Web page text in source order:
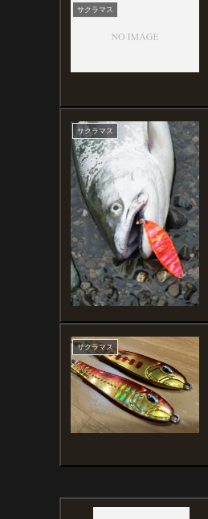
サクラマス
サクラマス
サクラマス